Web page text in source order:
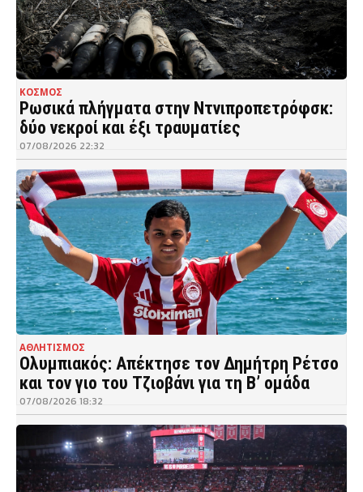
ΚΟΣΜΟΣ
Ρωσικά πλήγματα στην Ντνιπροπετρόφσκ:
δύο νεκροί και έξι τραυματίες
07/08/2026 22:32
ΑΘΛΗΤΙΣΜΟΣ
Ολυμπιακός: Απέκτησε τον Δημήτρη Ρέτσο
και τον γιο του Τζιοβάνι για τη Β’ ομάδα
07/08/2026 18:32